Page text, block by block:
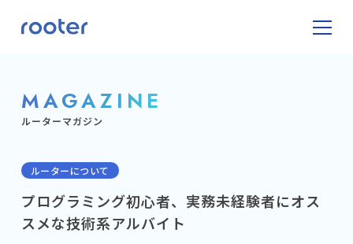
MAGAZINE
ルーターマガジン
ルーターについて
プログラミング初心者、実務未経験者にオス
スメな技術系アルバイト